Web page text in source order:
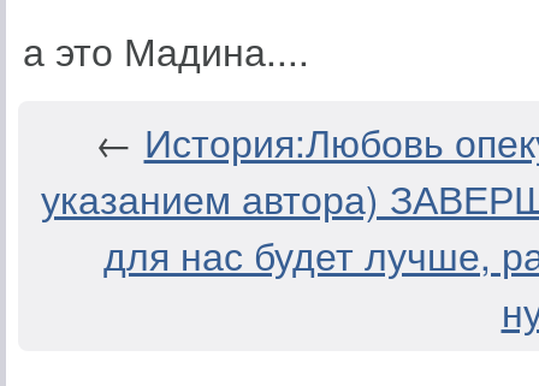
а это Мадина....
← История:Любовь
указанием автора)
для нас будет лучше,